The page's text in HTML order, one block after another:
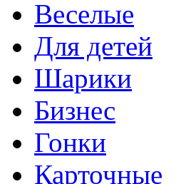
Веселые
Для детей
Шарики
Бизнес
Гонки
Карточные